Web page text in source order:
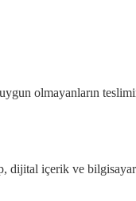
olmayanların
dijital içerik ve